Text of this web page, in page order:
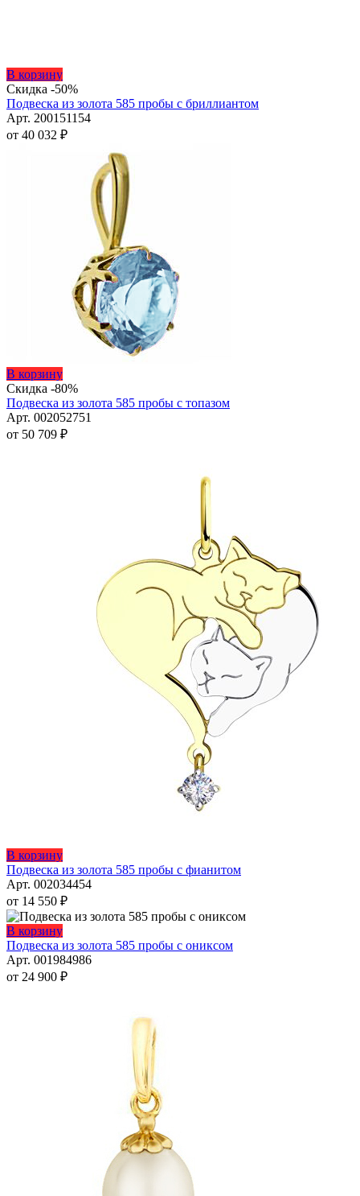
В корзинуЭтот
товар
имеет
несколько
вариаций.
выбрать
странице
товара.
Скидка -50%
Подвеска из золота 585 пробы с бриллиантом
Арт. 200151154
от 40 032 ₽
В корзинуЭтот
товар
имеет
несколько
вариаций.
Скидка -80%
Подвеска из золота 585 пробы с топазом
Арт. 002052751
от 50 709 ₽
В корзинуЭтот
товар
имеет
несколько
вариаций.
Опции
можно
выбрать
на
странице
Подвеска из золота 585 пробы с фианитом
Арт. 002034454
от 14 550 ₽
В корзинуЭтот
товар
имеет
несколько
Подвеска из золота 585 пробы с ониксом
Арт. 001984986
от 24 900 ₽